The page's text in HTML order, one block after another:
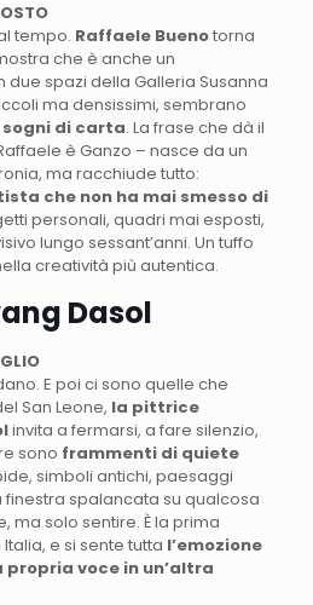
tempo. Raffaele Buenotorna
che è anche un
due spazi della Galleria Susanna
ma densissimi, sembrano
di carta. La frase che dà il
è Ganzo – nasce da un
ma racchiude tutto:
che non ha mai smesso di
personali, quadri mai esposti,
lungo sessant’anni. Un tuffo
creatività più autentica.
Dasol
E poi ci sono quelle che
San Leone, la pittrice
invita a fermarsi, a fare silenzio,
sono frammenti di quiete
simboli antichi, paesaggi
finestra spalancata su qualcosa
ma solo sentire. È la prima
e si sente tutta l’emozione
voce in un’altra